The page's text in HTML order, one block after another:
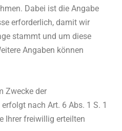
Dabei ist die Angabe
erforderlich, damit wir
stammt und um diese
Angaben können
Zwecke der
nach Art. 6 Abs. 1 S. 1
Ihrer freiwillig erteilten